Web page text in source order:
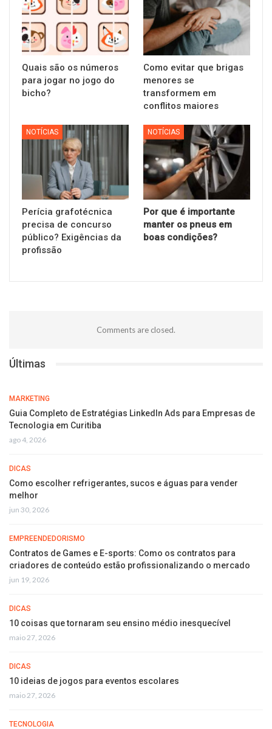
Quais são os números
para jogar no jogo do
bicho?
Como evitar que brigas
menores se
transformem em
conflitos maiores
NOTÍCIAS
Perícia grafotécnica
precisa de concurso
público? Exigências da
profissão
NOTÍCIAS
Por que é importante
manter os pneus em
boas condições?
Comments are closed.
Últimas
MARKETING
Guia Completo de Estratégias LinkedIn Ads para Empresas de
Tecnologia em Curitiba
ago 4, 2026
DICAS
Como escolher refrigerantes, sucos e águas para vender
melhor
jun 30, 2026
EMPREENDEDORISMO
Contratos de Games e E-sports: Como os contratos para
criadores de conteúdo estão profissionalizando o mercado
jun 19, 2026
DICAS
10 coisas que tornaram seu ensino médio inesquecível
maio 27, 2026
DICAS
10 ideias de jogos para eventos escolares
maio 27, 2026
TECNOLOGIA